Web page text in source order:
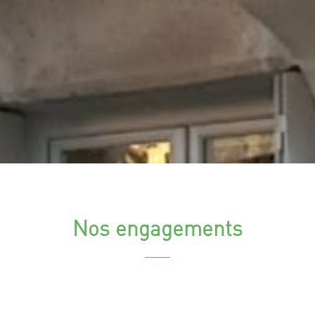
Nos engagements